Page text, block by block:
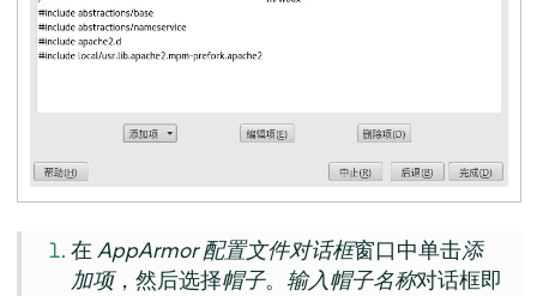
在AppArmor配置文件对话框窗口中单击添
加项，然后选择帽子。 输入帽子名称对话框即